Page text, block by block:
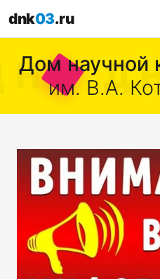
dnk03.ru
Дом научной
им. В.А.